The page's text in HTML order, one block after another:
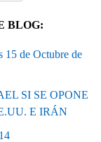
BLOG:
de Octubre de
SI SE OPONE
E IRÁN